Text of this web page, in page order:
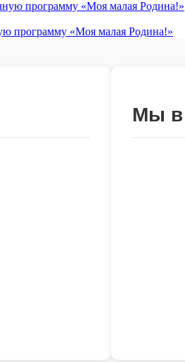
программу «Моя малая Родина!»
Мы в